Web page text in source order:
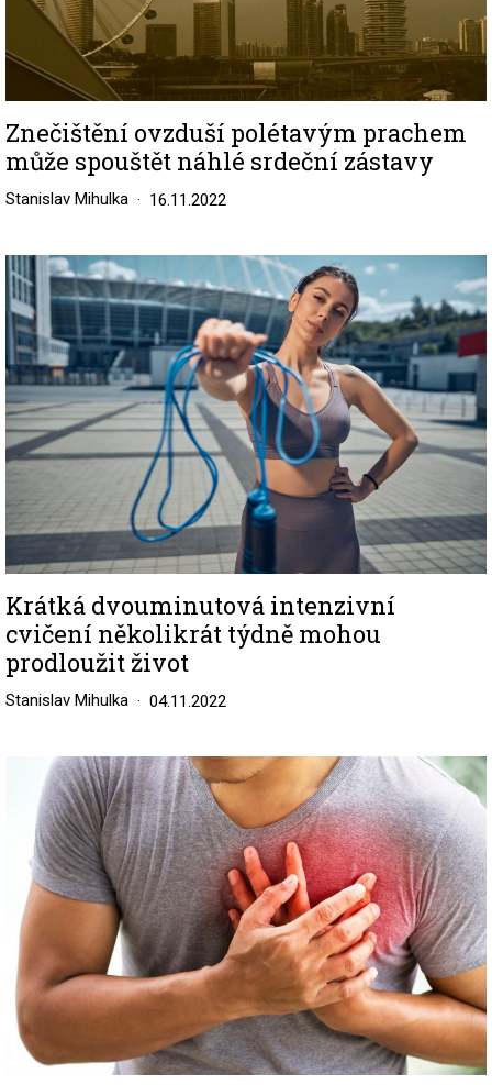
Znečištění ovzduší polétavým prachem
může spouštět náhlé srdeční zástavy
Stanislav Mihulka 16.11.2022
Image
Krátká dvouminutová intenzivní
cvičení několikrát týdně mohou
prodloužit život
Stanislav Mihulka 04.11.2022
Image